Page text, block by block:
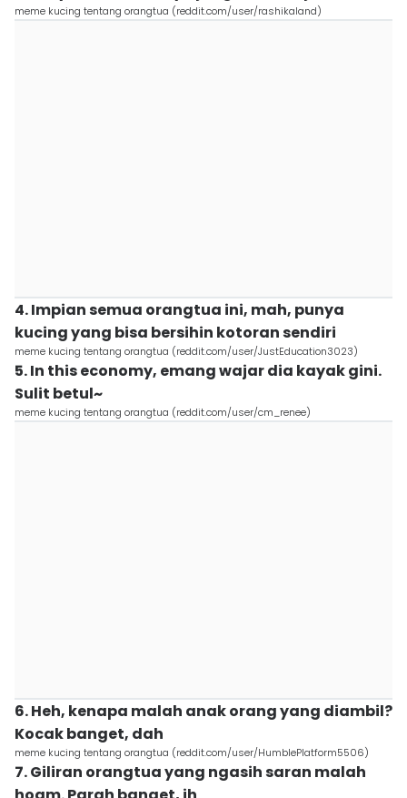
meme kucing tentang orangtua (reddit.com/user/rashikaland)
4. Impian semua orangtua ini, mah, punya
kucing yang bisa bersihin kotoran sendiri
meme kucing tentang orangtua (reddit.com/user/JustEducation3023)
5. In this economy, emang wajar dia kayak gini.
Sulit betul~
meme kucing tentang orangtua (reddit.com/user/cm_renee)
6. Heh, kenapa malah anak orang yang diambil?
Kocak banget, dah
meme kucing tentang orangtua (reddit.com/user/HumblePlatform5506)
7. Giliran orangtua yang ngasih saran malah